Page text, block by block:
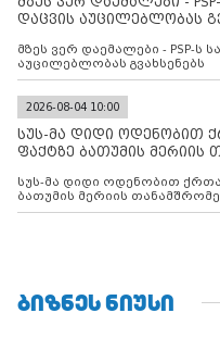
დაცვის აუცილებლობას
მზეს ვერ დაემალები - PSP-ს
აუცილებლობას გვახსენებს
2026-08-04 10:00
სუს-მა დიდი ოდენობით
ფაქტზე ბათუმის მერიის
სუს-მა დიდი ოდენობით ქრთამის მოთხოვნისა და აღების ფაქტზე
ბათუმის მერიის
ᲑᲘᲖᲜᲔᲡ ᲜᲘᲣᲡᲘ